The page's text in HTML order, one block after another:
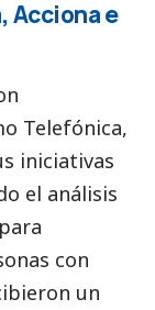
Acciona e
Telefónica,
iniciativas
el análisis
con
un